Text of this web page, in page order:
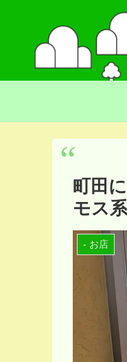
町田
モス
- お店